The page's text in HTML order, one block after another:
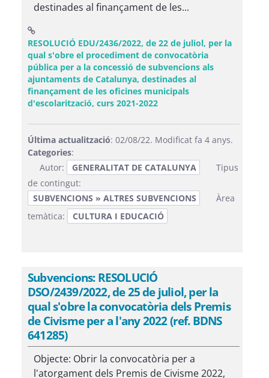
destinades al finançament de les...
RESOLUCIÓ EDU/2436/2022, de 22 de juliol, per la
qual s'obre el procediment de convocatòria
pública per a la concessió de subvencions als
ajuntaments de Catalunya, destinades al
finançament de les oficines municipals
d'escolarització, curs 2021-2022(Obre una finestra nova)
Última actualització: 02/08/22. Modificat fa 4 anys.
Categories:
Autor:
GENERALITAT DE CATALUNYA
Tipus
de contingut:
SUBVENCIONS » ALTRES SUBVENCIONS
Àrea
temàtica:
CULTURA I EDUCACIÓ
Subvencions: RESOLUCIÓ
DSO/2439/2022, de 25 de juliol, per la
qual s'obre la convocatòria dels Premis
de Civisme per a l'any 2022 (ref. BDNS
641285)
Objecte: Obrir la convocatòria per a
l'atorgament dels Premis de Civisme 2022,